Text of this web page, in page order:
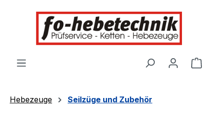
springen
Hebezeuge Seilzüge und Zubehör